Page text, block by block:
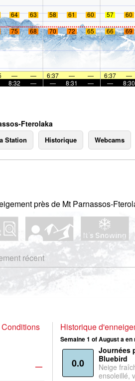
64 63 58 61 60 57 60
75 68 70 72 65 66 69
— — 6:37 — — 6:37 —
8:32 — — 8:31 — — 8:30
Fterolaka
Station Historique Webcams
près de Mt Parnassos-
récent
—
Historique
Semaine 1 of August a en
0.0
Journées
Bluebird
Neige
ensoleillé,